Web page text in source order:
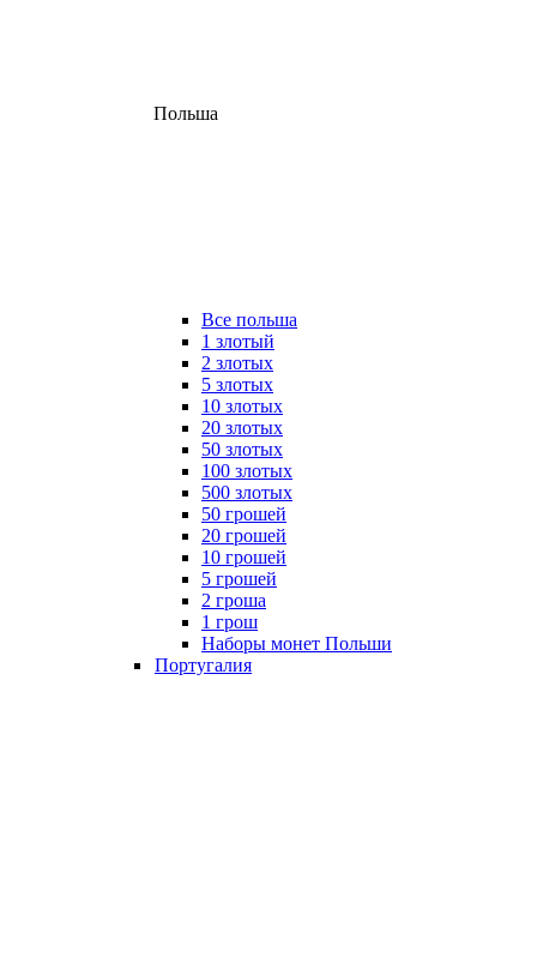
Польша
Все польша
1 злотый
2 злотых
5 злотых
10 злотых
20 злотых
50 злотых
100 злотых
500 злотых
50 грошей
20 грошей
10 грошей
5 грошей
2 гроша
1 грош
Наборы монет Польши
Португалия